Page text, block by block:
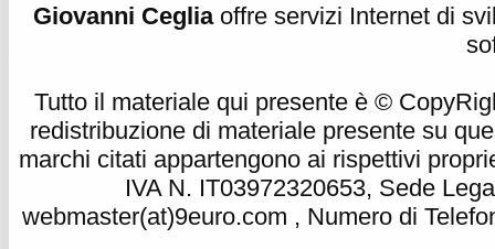
Giovanni Cegliaoffre servizi Internet di
Tutto il materiale qui presente è ©
redistribuzione di materiale presente su
marchi citati appartengono ai rispettivi
IVA N. IT03972320653, Sede
webmaster(at)9euro.com , Numero di